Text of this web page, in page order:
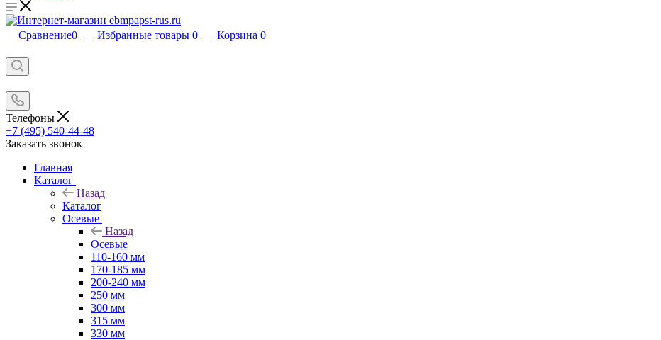
Сравнение0 Избранные товары 0 Корзина 0
Телефоны
+7 (495) 540-44-48
Заказать звонок
Главная
Каталог
Назад
Каталог
Осевые
Назад
Осевые
110-160 мм
170-185 мм
200-240 мм
250 мм
300 мм
315 мм
330 мм